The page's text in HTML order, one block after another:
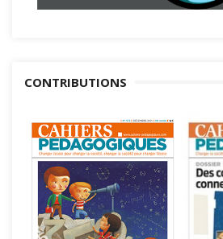
CONTRIBUTIONS